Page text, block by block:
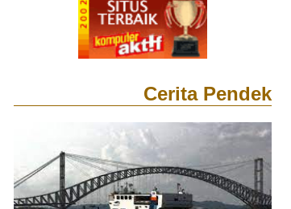
Cerita Pendek